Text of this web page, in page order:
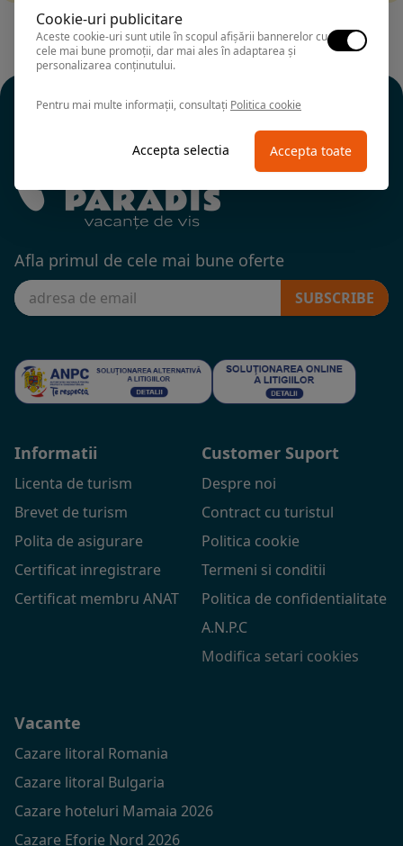
Afla primul de cele mai bune oferte
SUBSCRIBE
Informatii
Licenta de turism
Brevet de turism
Polita de asigurare
Certificat inregistrare
Certificat membru ANAT
Customer Suport
Despre noi
Contract cu turistul
Politica cookie
Termeni si conditii
Politica de confidentialitate
A.N.P.C
Modifica setari cookies
Vacante
Cazare litoral Romania
Cazare litoral Bulgaria
Cazare hoteluri Mamaia 2026
Cazare Eforie Nord 2026
Cookie-uri publicitare
Aceste cookie-uri sunt utile în scopul afișării bannerelor cu
cele mai bune promoții, dar mai ales în adaptarea și
personalizarea conținutului.
Pentru mai multe informații, consultați Politica cookie
Accepta selectia Accepta toate